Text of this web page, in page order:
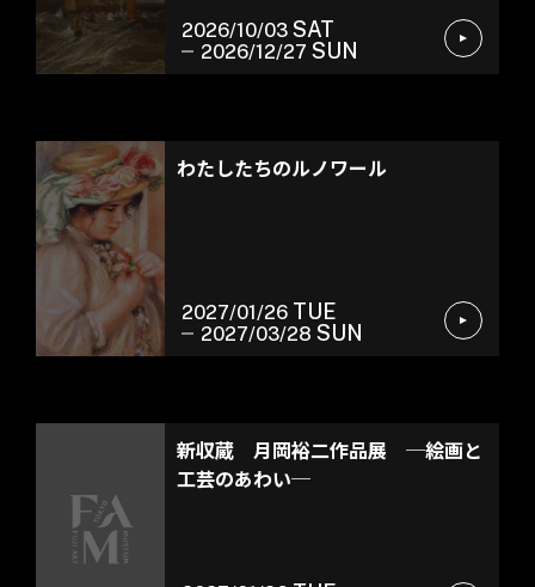
2026/10/03 SAT
2026/12/27 SUN
わたしたちのルノワール
2027/01/26 TUE
2027/03/28 SUN
新収蔵 月岡裕二作品展 ─絵画と
工芸のあわい─